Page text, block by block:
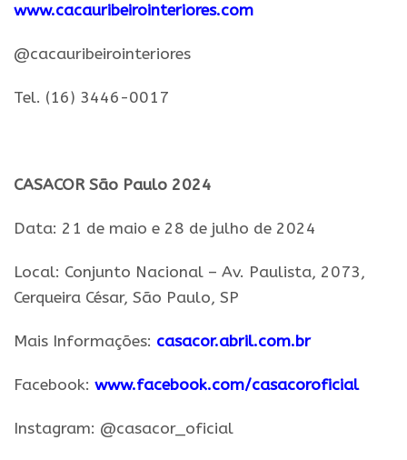
www.cacauribeirointeriores.com
@cacauribeirointeriores
Tel. (16) 3446-0017
CASACOR São Paulo 2024
Data: 21 de maio e 28 de julho de 2024
Local: Conjunto Nacional – Av. Paulista, 2073,
Cerqueira César, São Paulo, SP
Mais Informações: casacor.abril.com.br
Facebook: www.facebook.com/casacoroficial
Instagram: @casacor_oficial